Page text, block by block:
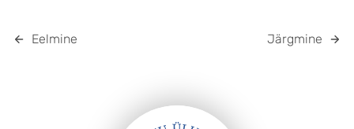
Eelmine Järgmine